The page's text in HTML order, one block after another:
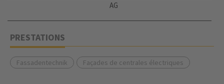
AG
PRESTATIONS
Fassadentechnik Façades de centrales électriques